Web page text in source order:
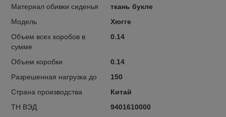
Материал обивки сиденья
ткань букле
Модель
Хюгге
Объем всех коробов в
сумме
0.14
Объем коробки
0.14
Разрешенная нагрузка до
150
Страна производства
Китай
ТН ВЭД
9401610000